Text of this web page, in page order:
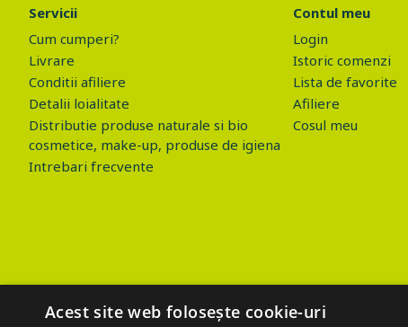
Servicii
Cum cumperi?
Livrare
Conditii afiliere
Detalii loialitate
Distributie produse naturale si bio
cosmetice, make-up, produse de igiena
Intrebari frecvente
Contul meu
Login
Istoric comenzi
Lista de favorite
Afiliere
Cosul meu
Acest site web folosește cookie-uri